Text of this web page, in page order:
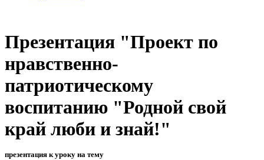
Презентация "Проект по
нравственно-
патриотическому
воспитанию "Родной свой
край люби и знай!"
презентация к уроку на тему